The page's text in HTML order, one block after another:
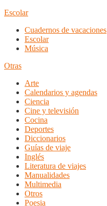
Escolar
Cuadernos de vacaciones
Escolar
Música
Otras
Arte
Calendarios y agendas
Ciencia
Cine y televisión
Cocina
Deportes
Diccionarios
Guías de viaje
Inglés
Literatura de viajes
Manualidades
Multimedia
Otros
Poesia